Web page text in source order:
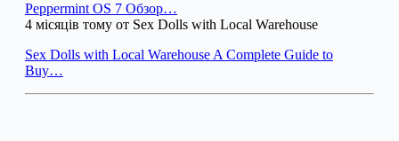
Peppermint OS 7 Обзор…
4 місяців тому от Sex Dolls with Local Warehouse
Sex Dolls with Local Warehouse A Complete Guide to
Buy…